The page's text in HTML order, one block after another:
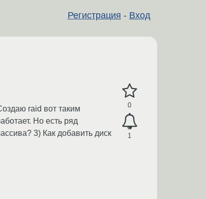
Регистрация - Вход
0
1
raid вот таким
Но есть ряд
3) Как добавить диск